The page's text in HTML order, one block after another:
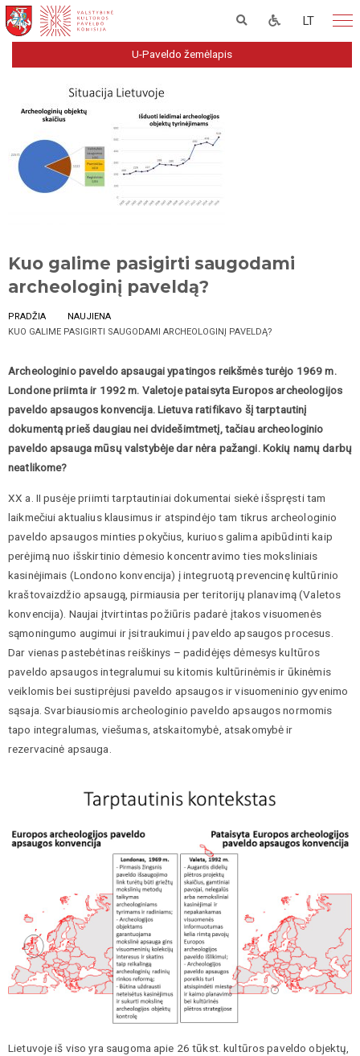
LT
U-Paveldo žemėlapis
Kuo galime pasigirti saugodami
archeologinį paveldą?
PRADŽIA
NAUJIENA
KUO GALIME PASIGIRTI SAUGODAMI ARCHEOLOGINĮ PAVELDĄ?
Archeologinio paveldo apsaugai ypatingos reikšmės turėjo 1969 m.
Londone priimta ir 1992 m. Valetoje pataisyta Europos archeologijos
paveldo apsaugos konvencija. Lietuva ratifikavo šį tarptautinį
dokumentą prieš daugiau nei dvidešimtmetį, tačiau archeologinio
paveldo apsauga mūsų valstybėje dar nėra pažangi. Kokių namų darbų
neatlikome?
XX a. II pusėje priimti tarptautiniai dokumentai siekė išspręsti tam
laikmečiui aktualius klausimus ir atspindėjo tam tikrus archeologinio
paveldo apsaugos minties pokyčius, kuriuos galima apibūdinti kaip
perėjimą nuo išskirtinio dėmesio koncentravimo ties moksliniais
kasinėjimais (Londono konvencija) į integruotą prevencinę kultūrinio
kraštovaizdžio apsaugą, pirmiausia per teritorijų planavimą (Valetos
konvencija). Naujai įtvirtintas požiūris padarė įtakos visuomenės
sąmoningumo augimui ir įsitraukimui į paveldo apsaugos procesus.
Dar vienas pastebėtinas reiškinys – padidėjęs dėmesys kultūros
paveldo apsaugos integralumui su kitomis kultūrinėmis ir ūkinėmis
veiklomis bei sustiprėjusi paveldo apsaugos ir visuomeninio gyvenimo
sąsaja. Svarbiausiomis archeologinio paveldo apsaugos normomis
tapo integralumas, viešumas, atskaitomybė, atsakomybė ir
rezervacinė apsauga.
Lietuvoje iš viso yra saugoma apie 26 tūkst. kultūros paveldo objektų,